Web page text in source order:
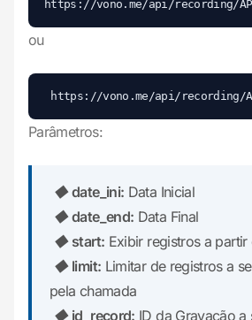
ou
Parâmetros:
◆date_ini: Data Inicial
◆date_end: Data Final
◆ start: Exibir registros a
◆ limit: Limitar de registros a
pela chamada
◆ id_record: ID da Gravação a